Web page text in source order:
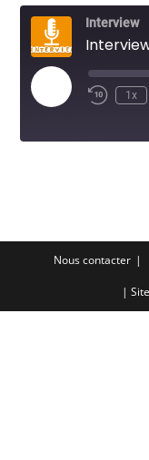
Interview
Play
Episode
1x
EMBEDNous contacter
|